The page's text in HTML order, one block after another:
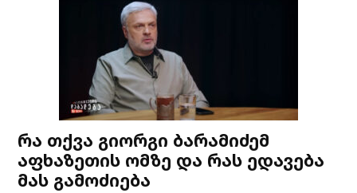
რა თქვა გიორგი ბარამიძემ
აფხაზეთის ომზე და რას ედავება
მას გამოძიება